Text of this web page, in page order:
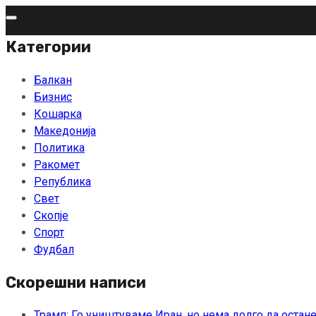
Skip
content
Категории
Балкан
Бизнис
Кошарка
Македонија
Политика
Ракомет
Република
Свет
Скопје
Спорт
Фудбал
Скорешни написи